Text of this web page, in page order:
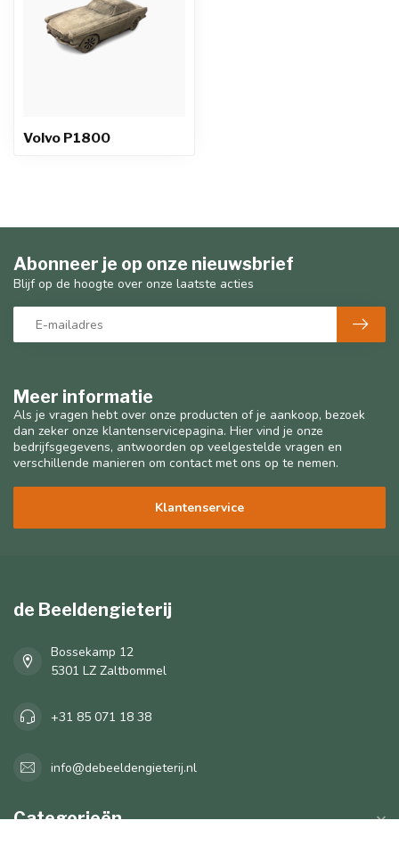
Volvo P1800
Meer informatie
Als je vragen hebt over onze producten of je aankoop, bezoek
dan zeker onze klantenservicepagina. Hier vind je onze
bedrijfsgegevens, antwoorden op veelgestelde vragen en
verschillende manieren om contact met ons op te nemen.
Klantenservice
Abonneer je op onze nieuwsbrief
Blijf op de hoogte over onze laatste acties
de Beeldengieterij
Bossekamp 12
5301 LZ Zaltbommel
+31 85 071 18 38
info@debeeldengieterij.nl
Categorieën